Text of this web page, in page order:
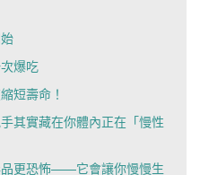
爆吃
短壽命！
其實藏在你體內正在「慢性
品更恐怖——它會讓你慢慢生